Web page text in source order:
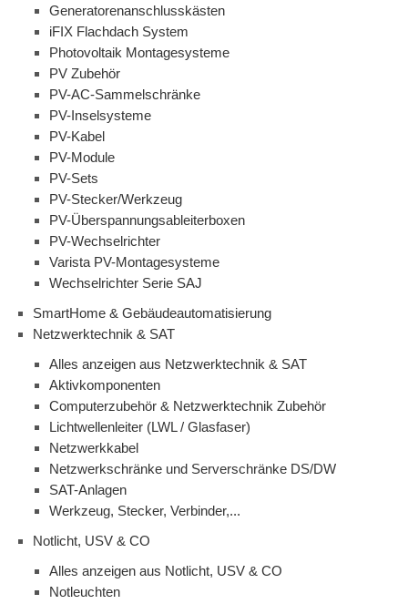
Generatorenanschlusskästen
iFIX Flachdach System
Photovoltaik Montagesysteme
PV Zubehör
PV-AC-Sammelschränke
PV-Inselsysteme
PV-Kabel
PV-Module
PV-Sets
PV-Stecker/Werkzeug
PV-Überspannungsableiterboxen
PV-Wechselrichter
Varista PV-Montagesysteme
Wechselrichter Serie SAJ
SmartHome & Gebäudeautomatisierung
Netzwerktechnik & SAT
Alles anzeigen aus Netzwerktechnik & SAT
Aktivkomponenten
Computerzubehör & Netzwerktechnik Zubehör
Lichtwellenleiter (LWL / Glasfaser)
Netzwerkkabel
Netzwerkschränke und Serverschränke DS/DW
SAT-Anlagen
Werkzeug, Stecker, Verbinder,...
Notlicht, USV & CO
Alles anzeigen aus Notlicht, USV & CO
Notleuchten